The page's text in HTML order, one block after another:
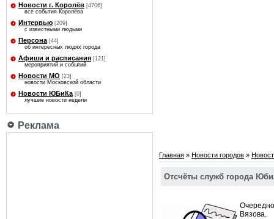
Новости г. Королёв [4706]
все события Королёва
Интервью [209]
с известными людьми
Персона [44]
об интересных людях города
Афиши и расписания [121]
мероприятий и событий
Новости МО [23]
новости Московской области
Новости ЮБиКа [0]
лучшие новости недели
Реклама
Главная » Новости городов »
Отсчёты служб города
Вязова.